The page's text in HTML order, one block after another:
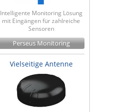
Intelligente Monitoring Lösung
mit Eingängen für zahlreiche
Sensoren
Perseus Monitoring
Vielseitige Antenne